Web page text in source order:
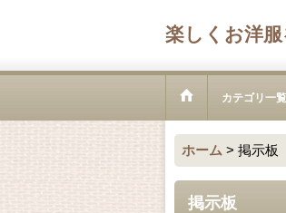
楽しくお洋
カテゴリ一覧
ホーム > 掲示板
掲示板